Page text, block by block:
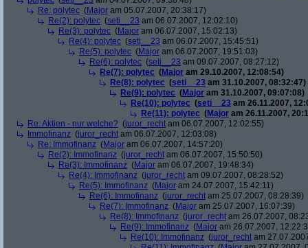
Re: polytec (Major am 05.07.2007, 20:38:17)
Re(2): polytec (seti__23 am 06.07.2007, 12:02:10)
Re(3): polytec (Major am 06.07.2007, 15:02:13)
Re(4): polytec (seti__23 am 06.07.2007, 15:45:51)
Re(5): polytec (Major am 06.07.2007, 19:51:03)
Re(6): polytec (seti__23 am 09.07.2007, 08:27:12)
Re(7): polytec (Major am 29.10.2007, 12:08:54)
Re(8): polytec (seti__23 am 31.10.2007, 08:32:47)
Re(9): polytec (Major am 31.10.2007, 09:07:08)
Re(10): polytec (seti__23 am 26.11.2007,
Re(11): polytec (Major am 26.11.2007,
Re: Aktien - nur welche? (juror_recht am 06.07.2007, 12:02:55)
Immofinanz (juror_recht am 06.07.2007, 12:03:08)
Re: Immofinanz (Major am 06.07.2007, 14:57:20)
Re(2): Immofinanz (juror_recht am 06.07.2007, 15:50:50)
Re(3): Immofinanz (Major am 06.07.2007, 19:48:34)
Re(4): Immofinanz (juror_recht am 09.07.2007, 08:28:52)
Re(5): Immofinanz (Major am 24.07.2007, 15:42:11)
Re(6): Immofinanz (juror_recht am 25.07.2007, 08:28:39)
Re(7): Immofinanz (Major am 25.07.2007, 16:07:39)
Re(8): Immofinanz (juror_recht am 26.07.2007,
Re(9): Immofinanz (Major am 26.07.2007,
Re(10): Immofinanz (juror_recht am